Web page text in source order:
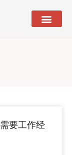
要工作经